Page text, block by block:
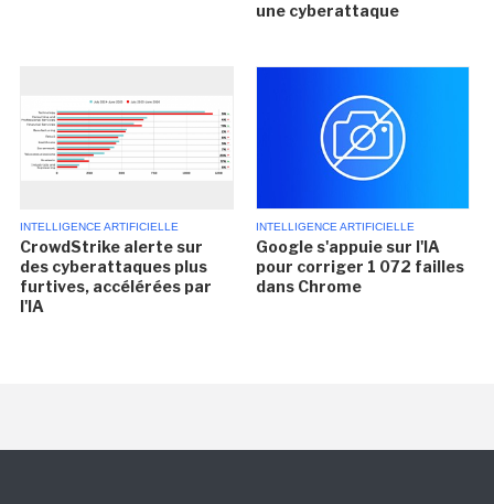
une cyberattaque
INTELLIGENCE ARTIFICIELLE
CrowdStrike alerte sur
des cyberattaques plus
furtives, accélérées par
l'IA
INTELLIGENCE ARTIFICIELLE
Google s'appuie sur l'IA
pour corriger 1 072 failles
dans Chrome